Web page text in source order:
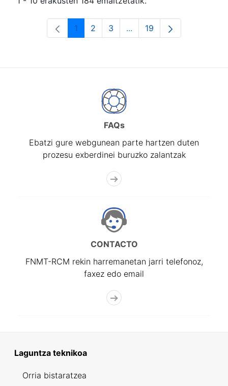
Orrialdea
1 Orrialdea
2 Orrialdea
3 ...Intermediate Pages Use
Orrialdea
19
FAQs
Ebatzi gure webgunean parte hartzen duten
prozesu exberdinei buruzko zalantzak
CONTACTO
FNMT-RCM rekin harremanetan jarri telefonoz,
faxez edo email
Laguntza teknikoa
Orria bistaratzea